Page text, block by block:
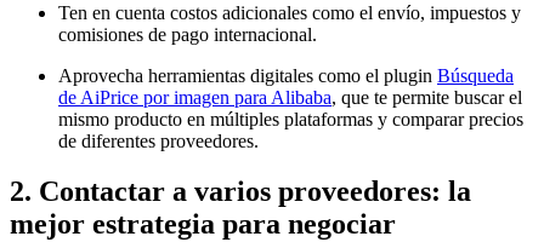
Ten en cuenta costos adicionales como el envío, impuestos y
comisiones de pago internacional.
Aprovecha herramientas digitales como el plugin Búsqueda
de AiPrice por imagen para Alibaba, que te permite buscar el
mismo producto en múltiples plataformas y comparar precios
de diferentes proveedores.
2. Contactar a varios proveedores: la
mejor estrategia para negociar